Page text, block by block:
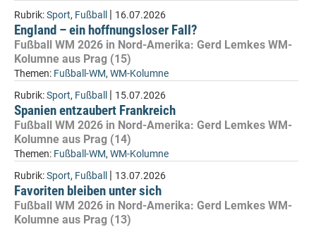
Rubrik:Sport, Fußball | 16.07.2026
England – ein hoffnungsloser Fall?
Fußball WM 2026 in Nord-Amerika: Gerd Lemkes WM-
Kolumne aus Prag (15)
Themen: Fußball-WM, WM-Kolumne
Rubrik:Sport, Fußball | 15.07.2026
Spanien entzaubert Frankreich
Fußball WM 2026 in Nord-Amerika: Gerd Lemkes WM-
Kolumne aus Prag (14)
Themen: Fußball-WM, WM-Kolumne
Rubrik:Sport, Fußball | 13.07.2026
Favoriten bleiben unter sich
Fußball WM 2026 in Nord-Amerika: Gerd Lemkes WM-
Kolumne aus Prag (13)